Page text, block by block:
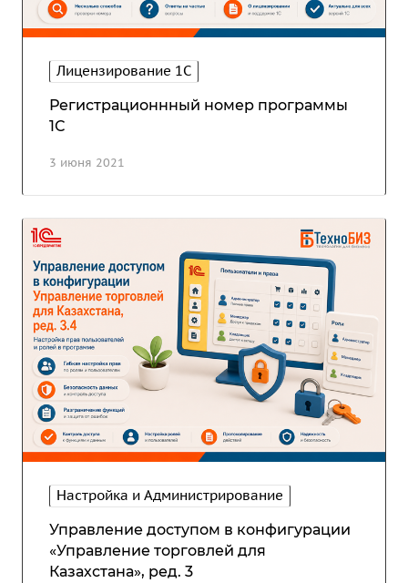
Лицензирование 1С
3 июня 2021
Регистрационнный номер программы
1С
Настройка и Администрирование
Управление доступом в конфигурации
«Управление торговлей для
Казахстана», ред. 3